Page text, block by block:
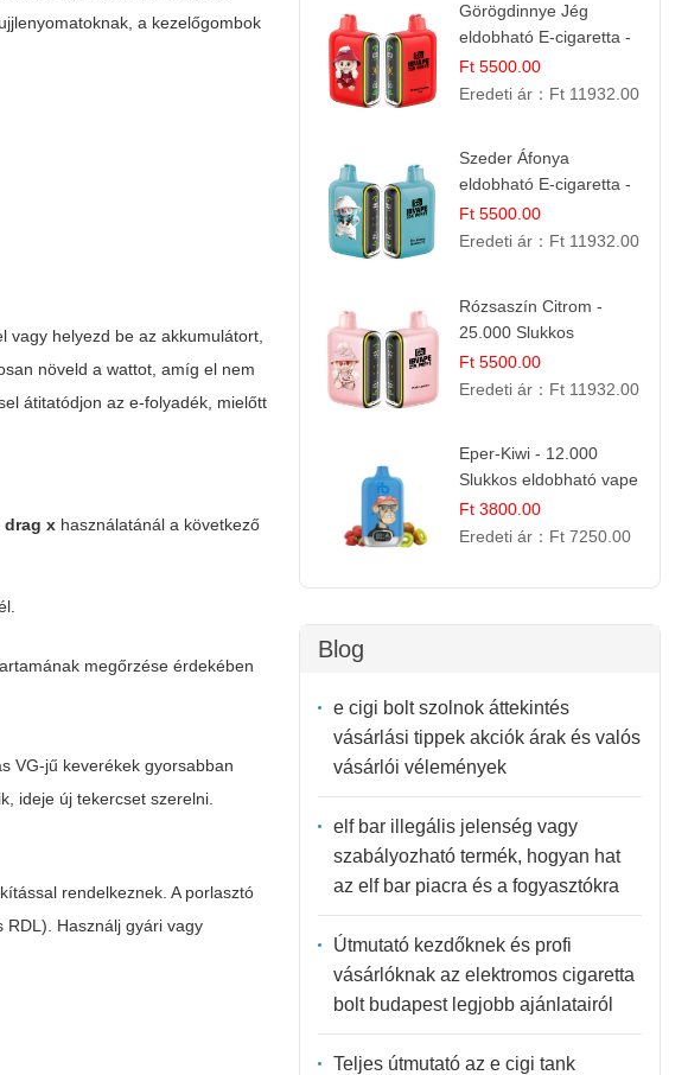
a kezelőgombok
vagy helyezd be az akkumulátort,
növeld a wattot, amíg el nem
átitatódjon az e-folyadék, mielőtt
drag x használatánál a következő
megőrzése érdekében
VG-jű keverékek gyorsabban
ideje új tekercset szerelni.
rendelkeznek. A porlasztó
RDL). Használj gyári vagy
Görögdinnye Jég
eldobható E-cigaretta -
25.000 Slukk | Frissítő
Nyári Íz
Ft 5500.00
Eredeti ár： Ft 11932.00
Szeder Áfonya
eldobható E-cigaretta -
25.000 Slukk | Prémium
Gyümölcs Íz
Ft 5500.00
Eredeti ár： Ft 11932.00
Rózsaszín Citrom -
25.000 Slukkos
eldobható e-Cigaretta |
IBvape Bar
Ft 5500.00
Eredeti ár： Ft 11932.00
Eper-Kiwi - 12.000
Slukkos eldobható vape
| Friss Gyümölcs
Kombináció
Ft 3800.00
Eredeti ár： Ft 7250.00
Blog
e cigi bolt szolnok áttekintés
vásárlási tippek akciók árak és valós
vásárlói vélemények
elf bar illegális jelenség vagy
szabályozható termék, hogyan hat
az elf bar piacra és a fogyasztókra
Útmutató kezdőknek és profi
vásárlóknak az elektromos cigaretta
bolt budapest legjobb ajánlatairól
Teljes útmutató az e cigi tank